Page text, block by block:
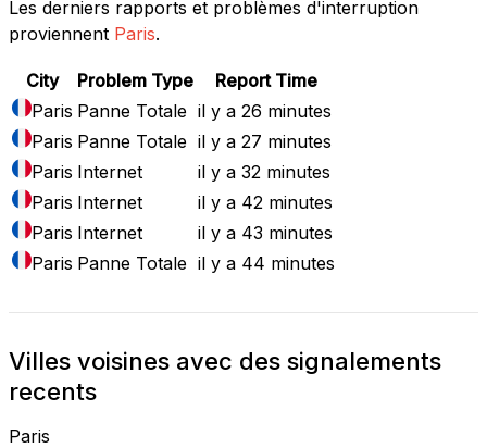
Les derniers rapports et problèmes d'interruption
proviennent Paris.
City Problem Type
Report Time
Paris Panne Totale il y a 26 minutes
Paris Panne Totale il y a 27 minutes
Paris Internet
il y a 32 minutes
Paris Internet
il y a 42 minutes
Paris Internet
il y a 43 minutes
Paris Panne Totale il y a 44 minutes
Villes voisines avec des signalements
recents
Paris